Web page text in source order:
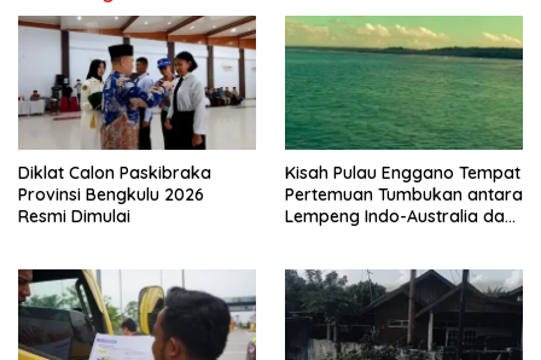
Diklat Calon Paskibraka
Provinsi Bengkulu 2026
Resmi Dimulai
Kisah Pulau Enggano Tempat
Pertemuan Tumbukan antara
Lempeng Indo-Australia dan
Terjadi Pelepasan Energi
Mendadak Potensi Gempa
8.4 SR dan Picu Tsunami 15
Meter